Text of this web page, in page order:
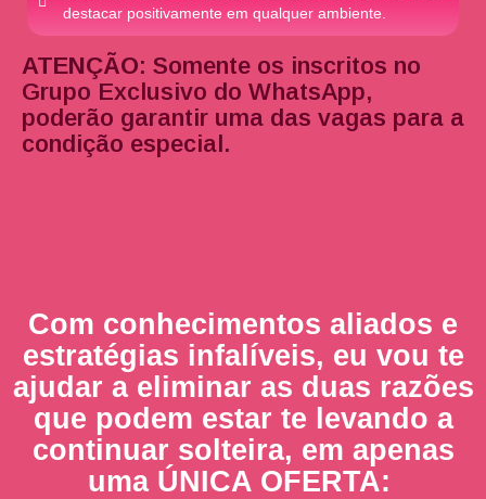
destacar positivamente em qualquer ambiente.
ATENÇÃO: Somente os inscritos no
Grupo Exclusivo do WhatsApp,
poderão garantir uma das vagas para a
condição especial.
Com conhecimentos aliados e
estratégias infalíveis, eu vou te
ajudar a eliminar as duas razões
que podem estar te levando a
continuar solteira, em apenas
uma ÚNICA OFERTA: